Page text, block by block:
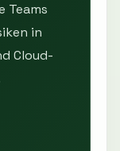
Teams
in
Cloud-